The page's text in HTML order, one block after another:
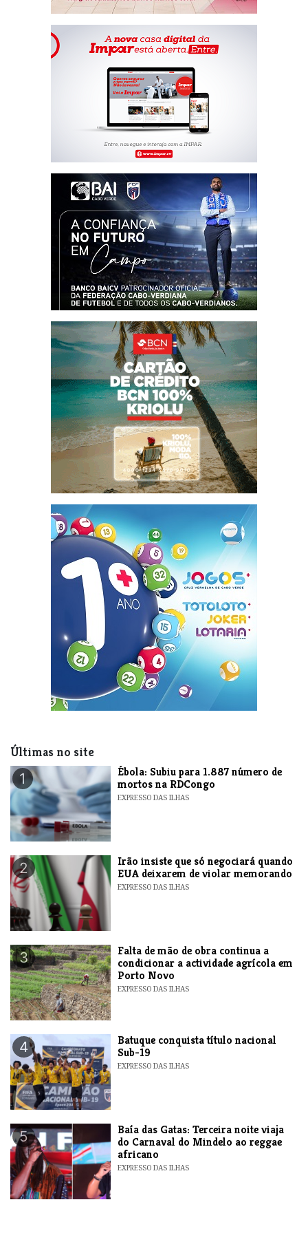
Últimas no site
1
​Ébola: Subiu para 1.887 número de
mortos na RDCongo
EXPRESSO DAS ILHAS
2
​Irão insiste que só negociará quando
EUA deixarem de violar memorando
EXPRESSO DAS ILHAS
3
Falta de mão de obra continua a
condicionar a actividade agrícola em
Porto Novo
EXPRESSO DAS ILHAS
4
​Batuque conquista título nacional
Sub-19
EXPRESSO DAS ILHAS
5
Baía das Gatas: Terceira noite viaja
do Carnaval do Mindelo ao reggae
africano
EXPRESSO DAS ILHAS